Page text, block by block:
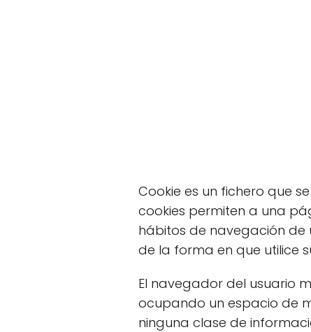
Cookie es un fichero que
cookies permiten a una
hábitos de navegación de
de la forma en que utilice
El navegador del usuario
ocupando un espacio de
ninguna clase de